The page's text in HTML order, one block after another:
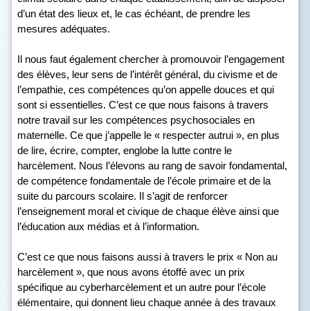
d’un état des lieux et, le cas échéant, de prendre les
mesures adéquates.
Il nous faut également chercher à promouvoir l’engagement
des élèves, leur sens de l’intérêt général, du civisme et de
l’empathie, ces compétences qu’on appelle douces et qui
sont si essentielles. C’est ce que nous faisons à travers
notre travail sur les compétences psychosociales en
maternelle. Ce que j’appelle le « respecter autrui », en plus
de lire, écrire, compter, englobe la lutte contre le
harcèlement. Nous l’élevons au rang de savoir fondamental,
de compétence fondamentale de l’école primaire et de la
suite du parcours scolaire. Il s’agit de renforcer
l’enseignement moral et civique de chaque élève ainsi que
l’éducation aux médias et à l’information.
C’est ce que nous faisons aussi à travers le prix « Non au
harcèlement », que nous avons étoffé avec un prix
spécifique au cyberharcèlement et un autre pour l’école
élémentaire, qui donnent lieu chaque année à des travaux